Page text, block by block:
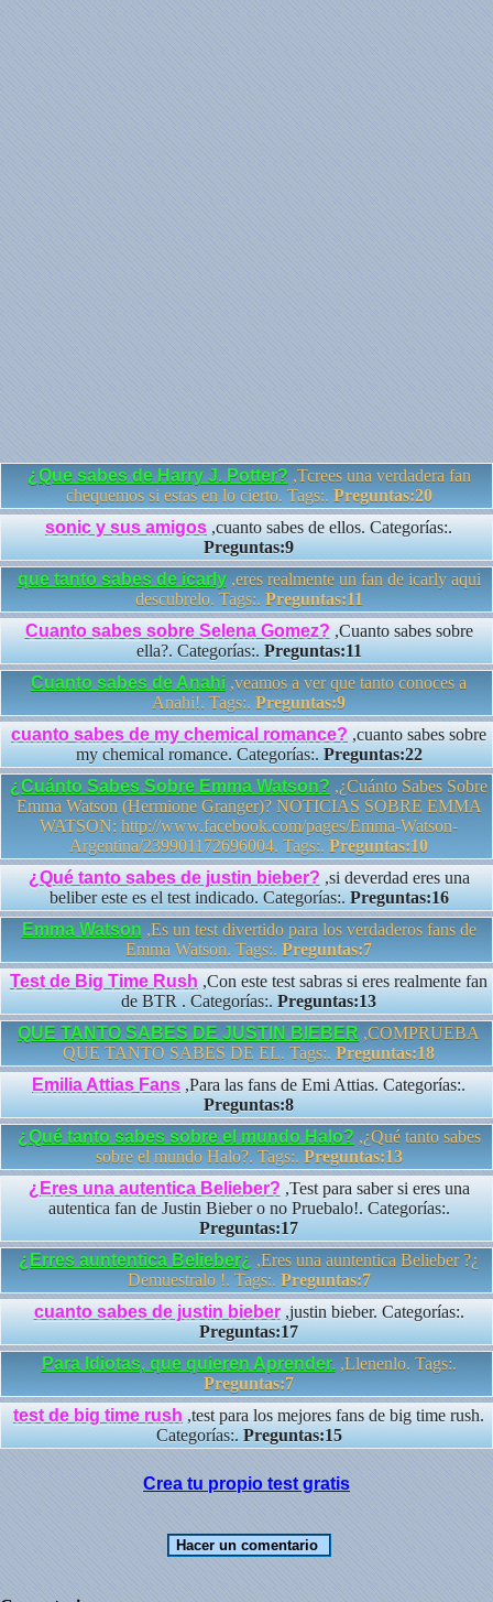
¿Que sabes de Harry J. Potter? ,Tcrees una verdadera fan
chequemos si estas en lo cierto. Tags:. Preguntas:20
sonic y sus amigos ,cuanto sabes de ellos. Categorías:.
Preguntas:9
que tanto sabes de icarly,eres realmente un fan de icarly aqui
descubrelo. Tags:. Preguntas:11
Cuanto sabes sobre Selena Gomez? ,Cuanto sabes sobre
ella?. Categorías:. Preguntas:11
Cuanto sabes de Anahi ,veamos a ver que tanto conoces a
Anahi!. Tags:. Preguntas:9
cuanto sabes de my chemical romance? ,cuanto sabes sobre
my chemical romance. Categorías:. Preguntas:22
¿Cuánto Sabes Sobre Emma Watson? ,¿Cuánto Sabes Sobre
Emma Watson (Hermione Granger)? NOTICIAS SOBRE EMMA
WATSON: http://www.facebook.com/pages/Emma-Watson-
Argentina/239901172696004. Tags:. Preguntas:10
¿Qué tanto sabes de justin bieber?,si deverdad eres una
beliber este es el test indicado. Categorías:. Preguntas:16
Emma Watson ,Es un test divertido para los verdaderos fans de
Emma Watson. Tags:. Preguntas:7
Test de Big Time Rush ,Con este test sabras si eres realmente fan
de BTR . Categorías:. Preguntas:13
QUE TANTO SABES DE JUSTIN BIEBER ,COMPRUEBA
QUE TANTO SABES DE EL. Tags:. Preguntas:18
Emilia Attias Fans ,Para las fans de Emi Attias. Categorías:.
Preguntas:8
¿Qué tanto sabes sobre el mundo Halo? ,¿Qué tanto sabes
sobre el mundo Halo?. Tags:. Preguntas:13
¿Eres una autentica Belieber? ,Test para saber si eres una
autentica fan de Justin Bieber o no Pruebalo!. Categorías:.
Preguntas:17
¿Erres auntentica Belieber¿ ,Eres una auntentica Belieber ?¿
Demuestralo !. Tags:. Preguntas:7
cuanto sabes de justin bieber,justin bieber. Categorías:.
Preguntas:17
Para Idiotas, que quieren Aprender.,Llenenlo. Tags:.
Preguntas:7
test de big time rush ,test para los mejores fans de big time rush.
Categorías:. Preguntas:15
Crea tu propio test gratis